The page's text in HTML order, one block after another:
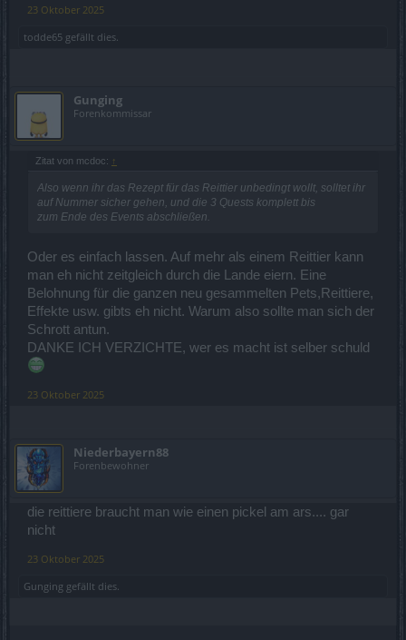
23 Oktober 2025
todde65 gefällt dies.
Gunging
Forenkommissar
Zitat von mcdoc: ↑
Also wenn ihr das Rezept für das Reittier unbedingt wollt, solltet ihr
auf Nummer sicher gehen, und die 3 Quests komplett bis
zum Ende des Events abschließen.
Oder es einfach lassen. Auf mehr als einem Reittier kann
man eh nicht zeitgleich durch die Lande eiern. Eine
Belohnung für die ganzen neu gesammelten Pets,Reittiere,
Effekte usw. gibts eh nicht. Warum also sollte man sich der
Schrott antun.
DANKE ICH VERZICHTE, wer es macht ist selber schuld
23 Oktober 2025
Niederbayern88
Forenbewohner
die reittiere braucht man wie einen pickel am ars.... gar
nicht
23 Oktober 2025
Gunging gefällt dies.